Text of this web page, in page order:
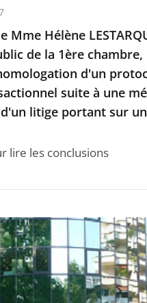
Mme Hélène
de la 1ère chambre,
d'un
suite à une
litige portant sur
lire les conclusions